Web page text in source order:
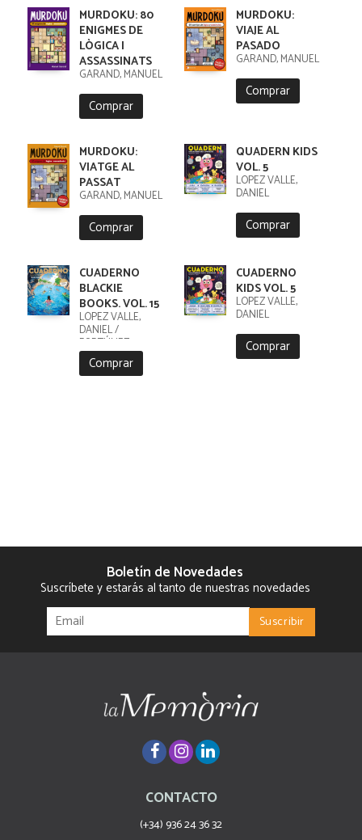
MURDOKU: 80
ENIGMES DE
LÒGICA I
ASSASSINATS
GARAND, MANUEL
Comprar
MURDOKU:
VIAJE AL
PASADO
GARAND, MANUEL
Comprar
MURDOKU:
VIATGE AL
PASSAT
GARAND, MANUEL
Comprar
QUADERN KIDS
VOL. 5
LÓPEZ VALLE,
DANIEL
Comprar
CUADERNO
BLACKIE
BOOKS. VOL. 15
LÓPEZ VALLE,
DANIEL /
FORTÚNEZ,
CRISTOBAL
Comprar
CUADERNO
KIDS VOL. 5
LÓPEZ VALLE,
DANIEL
Comprar
Boletín de Novedades
Suscríbete y estarás al tanto de nuestras novedades
CONTACTO
(+34) 936 24 36 32